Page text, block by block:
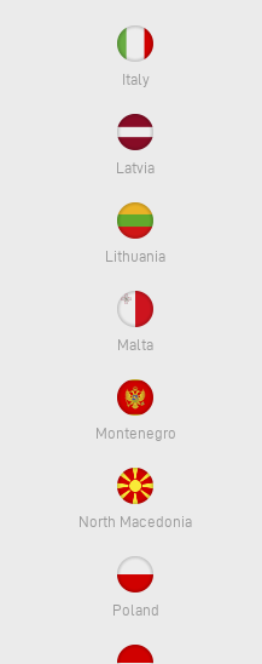
Italy
Latvia
Lithuania
Malta
Montenegro
North Macedonia
Poland